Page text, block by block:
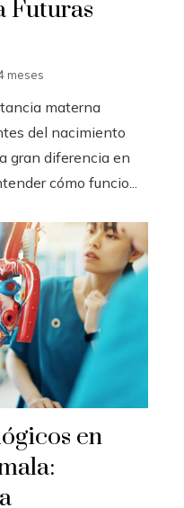
Futuras
meses
materna
del nacimiento
gran diferencia en
cómo funcio...
en